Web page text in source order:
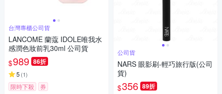
台灣專櫃公司貨
LANCOME 蘭蔻 IDOLE唯我水
感潤色妝前乳30ml 公司貨
$989 86折
5 (1)
限時下殺 券
公司貨
NARS 眼影刷-輕巧旅行版(公司
貨)
$356 89折